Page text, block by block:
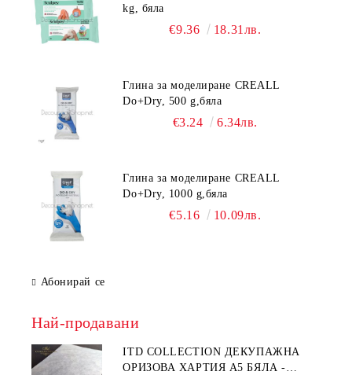
kg, бяла
€9.36 18.31лв.
Глина за моделиране CREALL
Do+Dry, 500 g,бяла
€3.24 6.34лв.
Глина за моделиране CREALL
Do+Dry, 1000 g,бяла
€5.16 10.09лв.
Абонирай се
Най-продавани
ITD COLLECTION ДЕКУПАЖНА
ОРИЗОВА ХАРТИЯ А5 БЯЛА -